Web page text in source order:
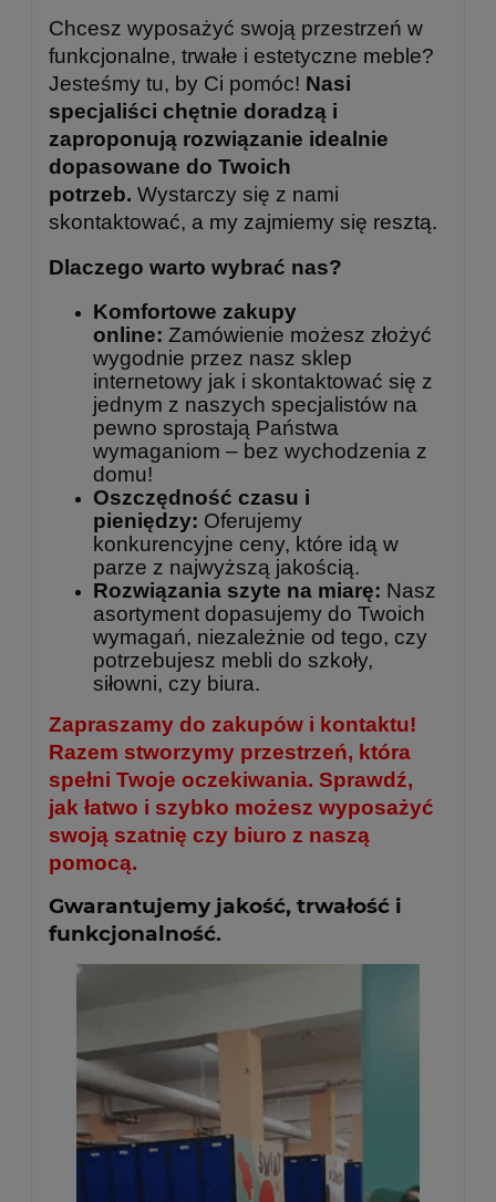
Chcesz wyposażyć swoją przestrzeń w
funkcjonalne, trwałe i estetyczne meble?
Jesteśmy tu, by Ci pomóc! Nasi
specjaliści chętnie doradzą i
zaproponują rozwiązanie idealnie
dopasowane do Twoich
potrzeb. Wystarczy się z nami
skontaktować, a my zajmiemy się resztą.
Dlaczego warto wybrać nas?
Komfortowe zakupy
online: Zamówienie możesz złożyć
wygodnie przez nasz sklep
internetowy jak i skontaktować się z
jednym z naszych specjalistów na
pewno sprostają Państwa
wymaganiom – bez wychodzenia z
domu!
Oszczędność czasu i
pieniędzy: Oferujemy
konkurencyjne ceny, które idą w
parze z najwyższą jakością.
Rozwiązania szyte na miarę: Nasz
asortyment dopasujemy do Twoich
wymagań, niezależnie od tego, czy
potrzebujesz mebli do szkoły,
siłowni, czy biura.
Zapraszamy do zakupów i kontaktu!
Razem stworzymy przestrzeń, która
spełni Twoje oczekiwania. Sprawdź,
jak łatwo i szybko możesz wyposażyć
swoją szatnię czy biuro z naszą
pomocą.
Gwarantujemy jakość, trwałość i
funkcjonalność.